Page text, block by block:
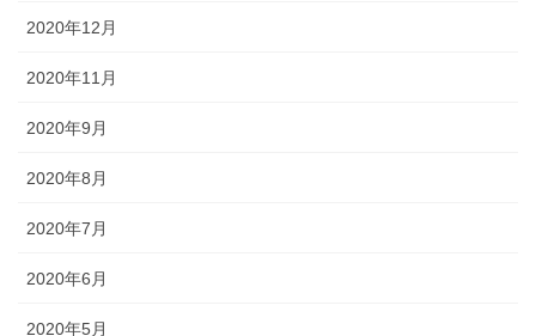
2020年12月
2020年11月
2020年9月
2020年8月
2020年7月
2020年6月
2020年5月